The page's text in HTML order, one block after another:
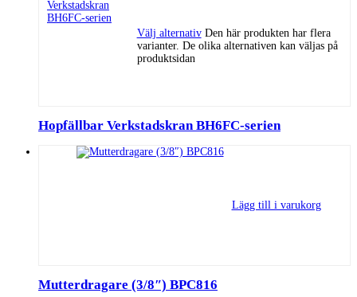
Välj alternativ Den här produkten har flera
varianter. De olika alternativen kan väljas på
produktsidan
Hopfällbar Verkstadskran BH6FC-serien
Lägg till i varukorg
Mutterdragare (3/8″) BPC816